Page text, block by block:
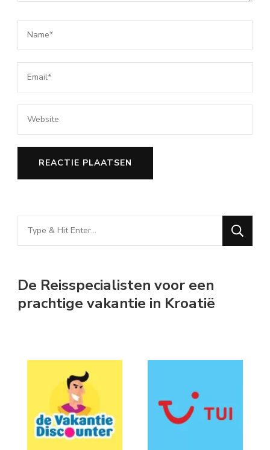
Looking
for
De Reisspecialisten voor een
prachtige vakantie in Kroatië